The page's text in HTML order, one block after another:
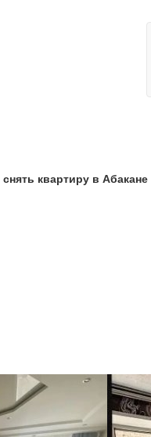
снять квартиру в Абакане